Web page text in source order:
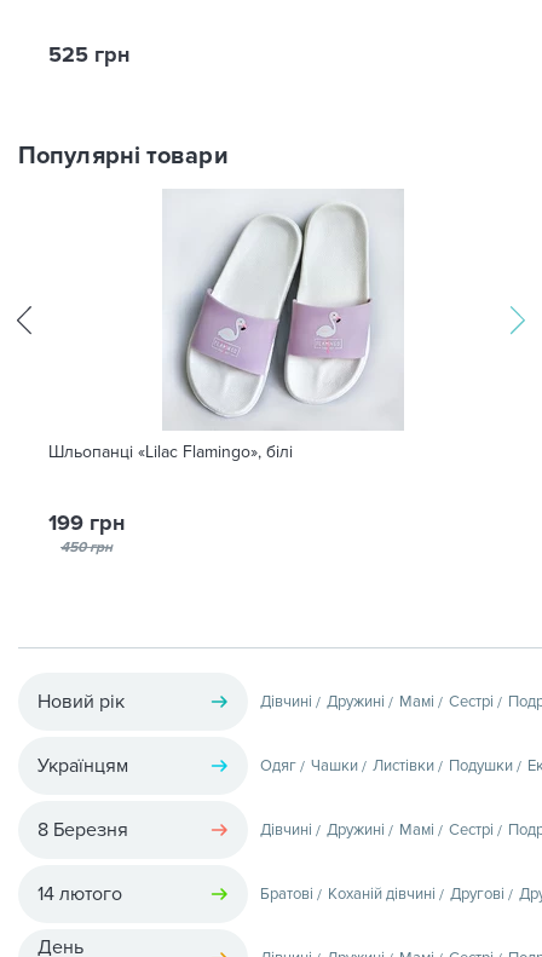
525 грн
Популярні товари
Шльопанці «Lilac Flamingo», білі
199 грн
450 грн
Новий рік Дівчині Дружині Мамі Сестрі
Українцям Одяг Чашки Листівки Подушки
8 Березня Дівчині Дружині Мамі Сестрі
14 лютого Братові Коханій дівчині Другові
День